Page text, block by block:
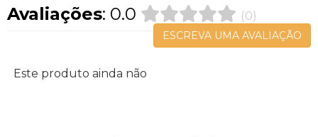
Avaliações: 0.0 (0)
ESCREVA UMA AVALIAÇÃO
Este produto ainda não